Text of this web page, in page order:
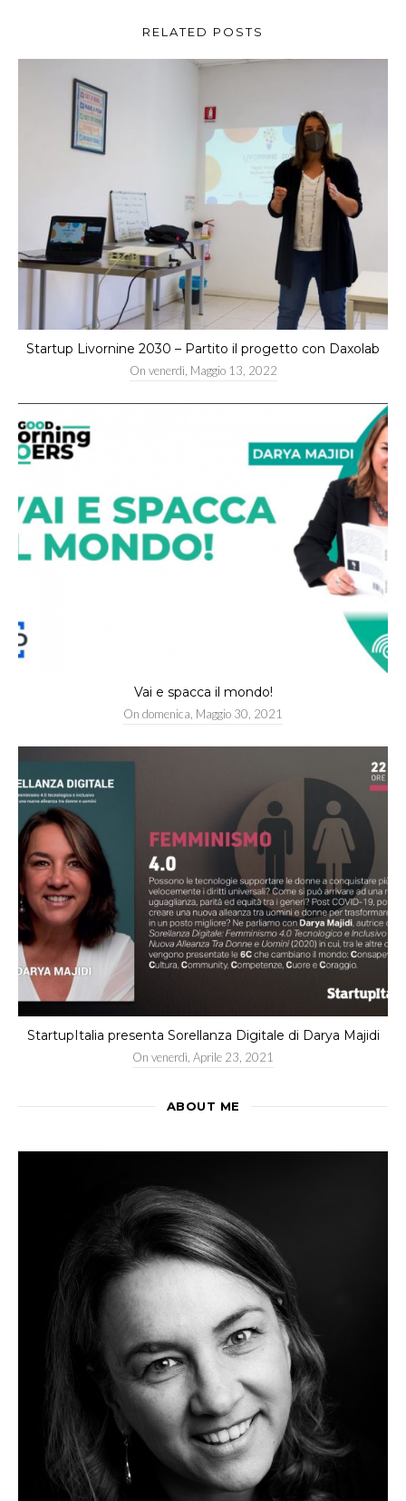
RELATED POSTS
Startup Livornine 2030 – Partito il progetto con Daxolab
On venerdì, Maggio 13, 2022
Vai e spacca il mondo!
On domenica, Maggio 30, 2021
StartupItalia presenta Sorellanza Digitale di Darya Majidi
On venerdì, Aprile 23, 2021
ABOUT ME